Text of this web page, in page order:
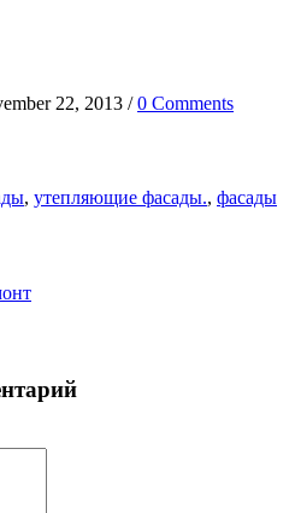
22, 2013 / 0 Comments
, утепляющие фасады., фасады